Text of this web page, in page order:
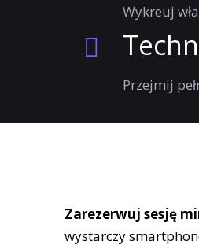
Wykreuj
Przejmij
Zarezerwuj sesję
wystarczy